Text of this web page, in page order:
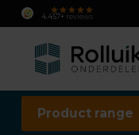
4.457+ reviews
Product range